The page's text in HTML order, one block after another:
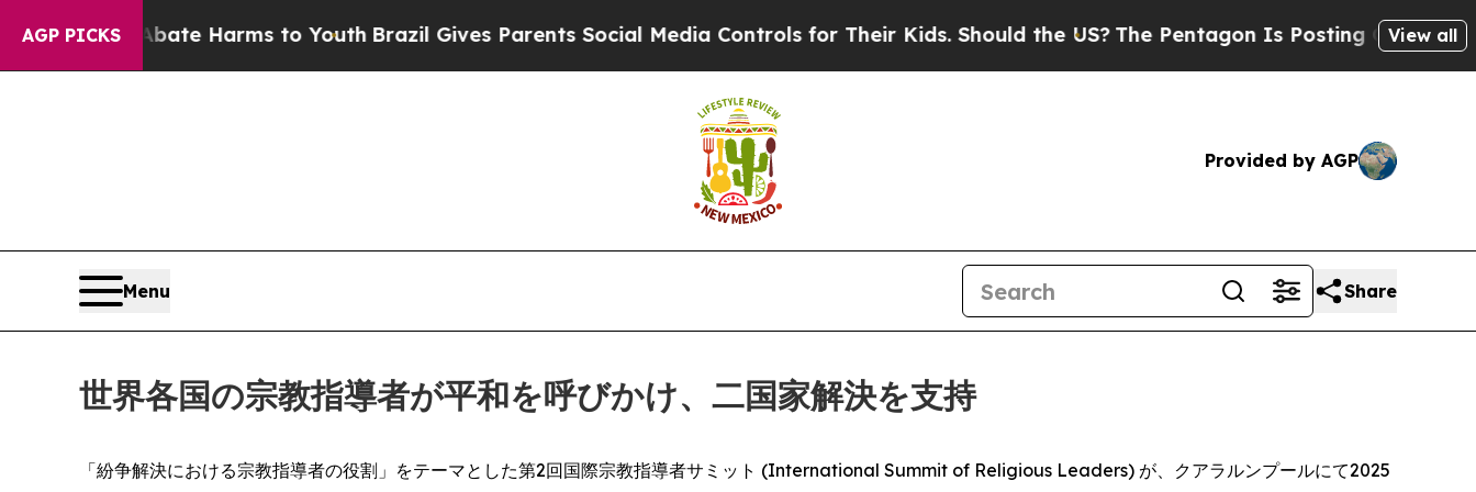
AGP PICKS
to Abate Harms to Youth Brazil Gives Parents Social Media Controls for Their Kids. Should the US?The Pentagon Is Posting Cryptic Biblical
View all
Provided by AGP
Menu Share
世界各国の宗教指導者が平和を呼びかけ、二国家解決を支持
「紛争解決における宗教指導者の役割」をテーマとした第2回国際宗教指導者サミット (International Summit of Religious Leaders) が、クアラルンプールにて2025